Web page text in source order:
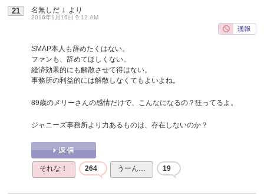
21 名無しだＪ より
2016年1月16日 9:12 AM
SMAP本人も辞めたくはない。
ファンも、辞めてほしくない。
経済効果的にも解散させて得はない。
事務所の利益的には解散しなくてもよいよね。
89歳のメリーさんの感情だけで、こんなになるの？狂ってるよ。
ジャニーズ事務所より力あるものは、存在しないのか？
それな！ 264 うーん… 19